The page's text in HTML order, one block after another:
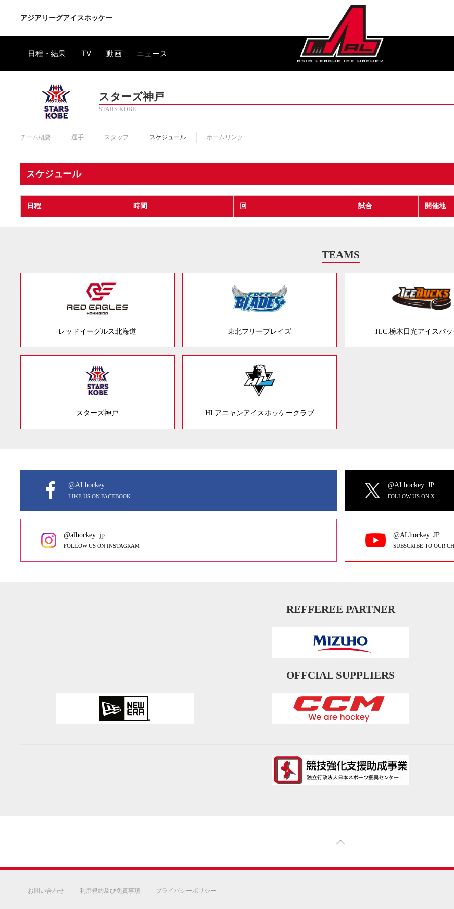
アジアリーグアイスホッケー
日程・結果 TV 動画 ニュース
スターズ神戸
STARS KOBE
チーム概要 選手 スタッフ スケジュール ホームリンク
スケジュール
日程 時間 回 試合 開催地
TEAMS
レッドイーグルス北海道 東北フリーブレイズ H.C.栃木日光アイスバッ
スターズ神戸 HLアニャンアイスホッケークラブ
@ALhockey
LIKE US ON FACEBOOK
@ALhockey_JP
FOLLOW US ON X
@alhockey_jp
FOLLOW US ON INSTAGRAM
@ALhockey_JP
SUBSCRIBE TO OUR
REFFEREE PARTNER
OFFCIAL SUPPLIERS
お問い合わせ 利用規約及び免責事項 プライバシーポリシー